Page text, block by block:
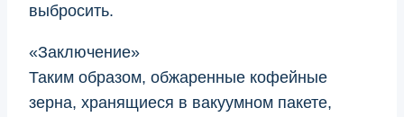
выбросить.
«Заключение»
Таким образом, обжаренные кофейные
зерна, хранящиеся в вакуумном пакете,